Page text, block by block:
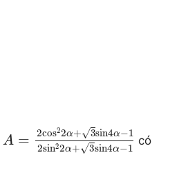
A = 2cos22α+ 3
√ sin4α−1
2sin22α+ 3
√ sin4α−1
có